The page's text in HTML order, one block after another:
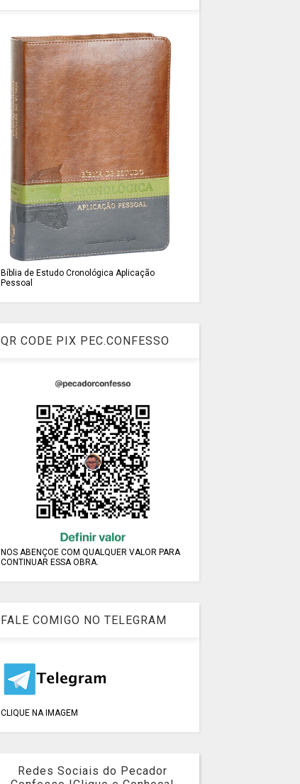
Bíblia de Estudo Cronológica Aplicação
Pessoal
QR CODE PIX PEC.CONFESSO
NOS ABENÇOE COM QUALQUER VALOR PARA
CONTINUAR ESSA OBRA.
FALE COMIGO NO TELEGRAM
CLIQUE NA IMAGEM
Redes Sociais do Pecador